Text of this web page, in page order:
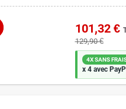
101,32 €
129,90 €
4X SANS
x 4 avec